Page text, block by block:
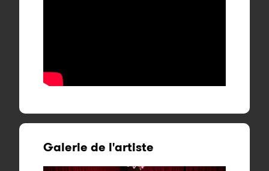
Galerie de l'artiste